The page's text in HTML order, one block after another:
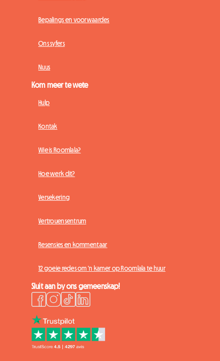
Bepalings en voorwaardes
Ons syfers
Nuus
Kom meer te wete
Hulp
Kontak
Wie is Roomlala?
Hoe werk dit?
Versekering
Vertrouensentrum
Resensies en kommentaar
12 goeie redes om 'n kamer op Roomlala te huur
Sluit aan by ons gemeenskap!